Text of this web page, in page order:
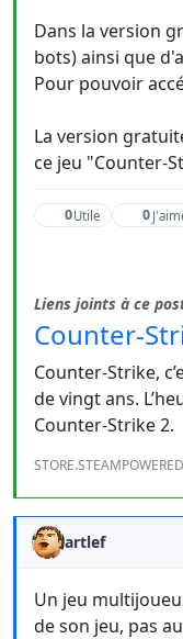
Dans la version
bots) ainsi que
Pour pouvoir
La version
ce jeu "Counter-
0Utile 0
Liens joints à ce
Counter-
Counter-Strike,
de vingt ans.
Counter-Strike 2.
artlef
Un jeu
de son jeu, pas